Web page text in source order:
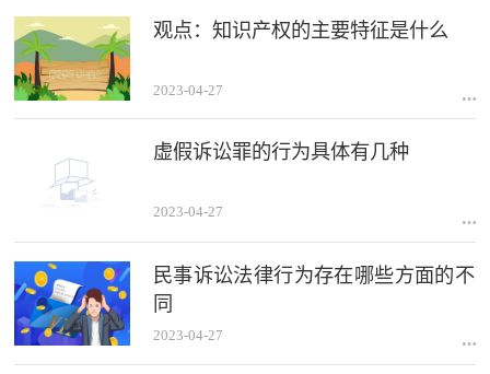
观点：知识产权的主要特征是什么
2023-04-27
虚假诉讼罪的行为具体有几种
2023-04-27
民事诉讼法律行为存在哪些方面的不
同
2023-04-27